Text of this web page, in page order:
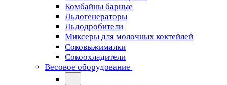
Комбайны барные
Льдогенераторы
Льдодробители
Миксеры для молочных коктейлей
Соковыжималки
Сокоохладители
Весовое оборудование